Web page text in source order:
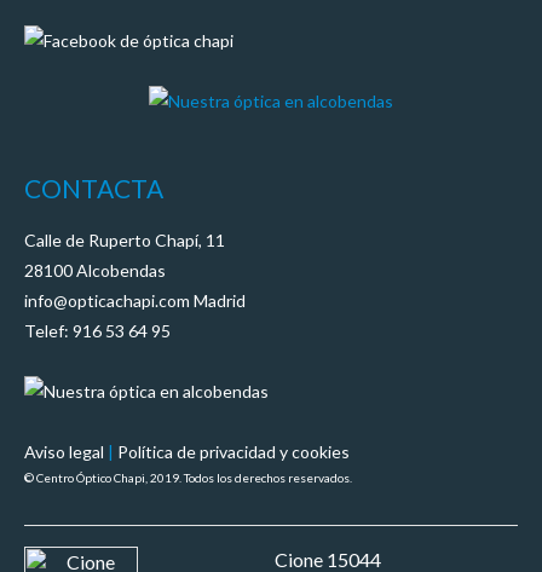
CONTACTA
Calle de Ruperto Chapí, 11
28100 Alcobendas
info@opticachapi.com Madrid
Telef: 916 53 64 95
Aviso legal | Política de privacidad y cookies
© Centro Óptico Chapi, 2019. Todos los derechos reservados.
Cione 15044